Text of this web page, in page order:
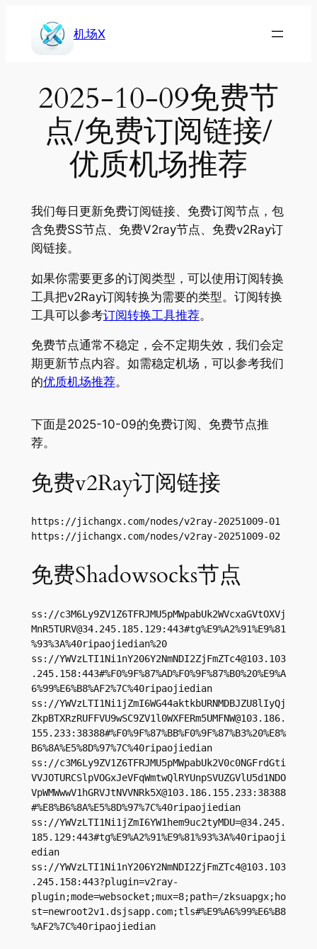
机场X
2025-10-09免费节
点/免费订阅链接/
优质机场推荐
我们每日更新免费订阅链接、免费订阅节点，包
含免费SS节点、免费V2ray节点、免费v2Ray订
阅链接。
如果你需要更多的订阅类型，可以使用订阅转换
工具把v2Ray订阅转换为需要的类型。订阅转换
工具可以参考订阅转换工具推荐。
免费节点通常不稳定，会不定期失效，我们会定
期更新节点内容。如需稳定机场，可以参考我们
的优质机场推荐。
下面是2025-10-09的免费订阅、免费节点推
荐。
免费v2Ray订阅链接
https://jichangx.com/nodes/v2ray-20251009-01
https://jichangx.com/nodes/v2ray-20251009-02
免费Shadowsocks节点
ss://c3M6Ly9ZV1Z6TFRJMU5pMWpabUk2WVcxaGVtOXVj
MnR5TURV@34.245.185.129:443#tg%E9%A2%91%E9%81
%93%3A%40ripaojiedian%20
ss://YWVzLTI1Ni1nY206Y2NmNDI2ZjFmZTc4@103.103
.245.158:443#%F0%9F%87%AD%F0%9F%87%B0%20%E9%A
6%99%E6%B8%AF2%7C%40ripaojiedian
ss://YWVzLTI1Ni1jZmI6WG44aktkbURNMDBJZU8lIyQj
ZkpBTXRzRUFFVU9wSC9ZV1l0WXFERm5UMFNW@103.186.
155.233:38388#%F0%9F%87%BB%F0%9F%87%B3%20%E8%
B6%8A%E5%8D%97%7C%40ripaojiedian
ss://c3M6Ly9ZV1Z6TFRJMU5pMWpabUk2V0c0NGFrdGti
VVJOTURCSlpVOGxJeVFqWmtwQlRYUnpSVUZGVlU5d1NDO
VpWMWwwV1hGRVJtNVVNRk5X@103.186.155.233:38388
#%E8%B6%8A%E5%8D%97%7C%40ripaojiedian
ss://YWVzLTI1Ni1jZmI6YW1hem9uc2tyMDU=@34.245.
185.129:443#tg%E9%A2%91%E9%81%93%3A%40ripaoji
edian
ss://YWVzLTI1Ni1nY206Y2NmNDI2ZjFmZTc4@103.103
.245.158:443?plugin=v2ray-
plugin;mode=websocket;mux=8;path=/zksuapgx;ho
st=newroot2v1.dsjsapp.com;tls#%E9%A6%99%E6%B8
%AF2%7C%40ripaojiedian